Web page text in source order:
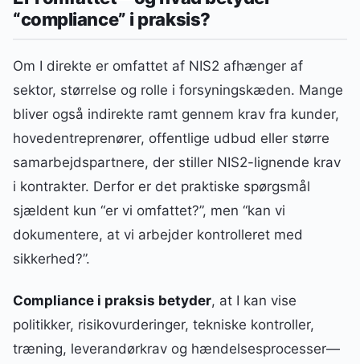
“compliance” i praksis?
Om I direkte er omfattet af NIS2 afhænger af
sektor, størrelse og rolle i forsyningskæden. Mange
bliver også indirekte ramt gennem krav fra kunder,
hovedentreprenører, offentlige udbud eller større
samarbejdspartnere, der stiller NIS2-lignende krav
i kontrakter. Derfor er det praktiske spørgsmål
sjældent kun “er vi omfattet?”, men “kan vi
dokumentere, at vi arbejder kontrolleret med
sikkerhed?”.
Compliance i praksis betyder, at I kan vise
politikker, risikovurderinger, tekniske kontroller,
træning, leverandørkrav og hændelsesprocesser—